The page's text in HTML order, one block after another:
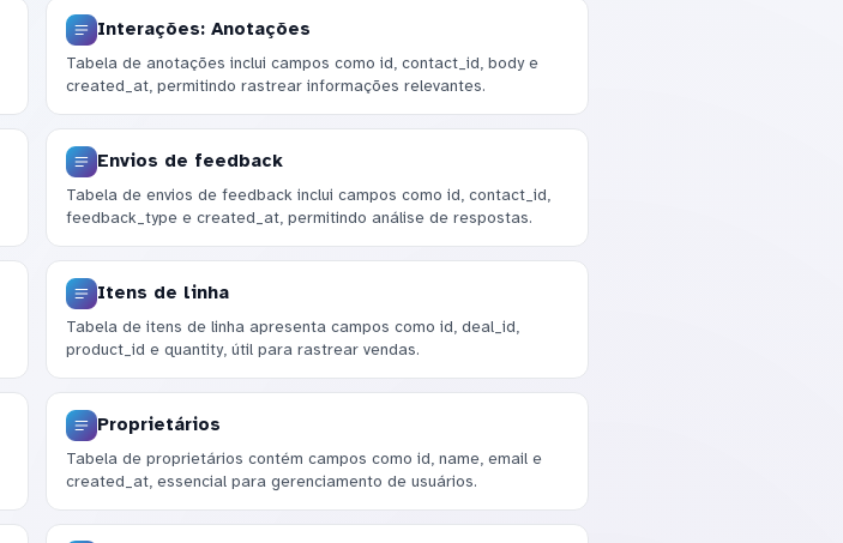
Interações: Anotações
Tabela de anotações inclui campos como id, contact_id, body e
created_at, permitindo rastrear informações relevantes.
Envios de feedback
Tabela de envios de feedback inclui campos como id, contact_id,
feedback_type e created_at, permitindo análise de respostas.
Itens de linha
Tabela de itens de linha apresenta campos como id, deal_id,
product_id e quantity, útil para rastrear vendas.
Proprietários
Tabela de proprietários contém campos como id, name, email e
created_at, essencial para gerenciamento de usuários.